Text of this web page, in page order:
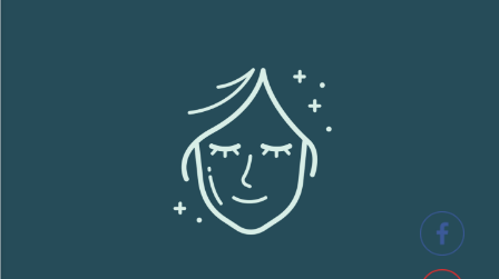
SVR XERIAL FISSURES ET CREVASSES